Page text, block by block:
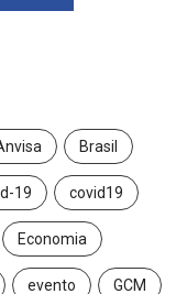
Brasil
19 covid19
Economia
evento GCM